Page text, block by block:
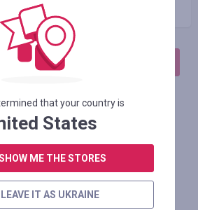
ЧТОБЫ ОСТАВИТЬ ОТЗЫВ
магазины
that your country is
States
ME THE STORES
LEAVE IT AS UKRAINE